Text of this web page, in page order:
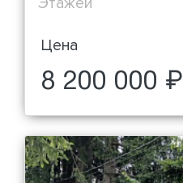
Цена
8 200 000 ₽